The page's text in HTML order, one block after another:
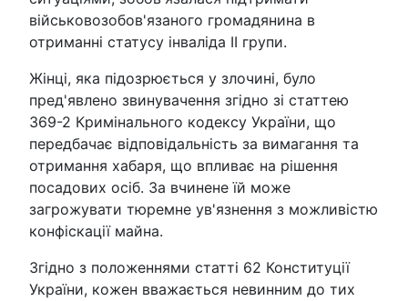
військовозобов'язаного громадянина в
отриманні статусу інваліда ІІ групи.
Жінці, яка підозрюється у злочині, було
пред'явлено звинувачення згідно зі статтею
369-2 Кримінального кодексу України, що
передбачає відповідальність за вимагання та
отримання хабаря, що впливає на рішення
посадових осіб. За вчинене їй може
загрожувати тюремне ув'язнення з можливістю
конфіскації майна.
Згідно з положеннями статті 62 Конституції
України, кожен вважається невинним до тих